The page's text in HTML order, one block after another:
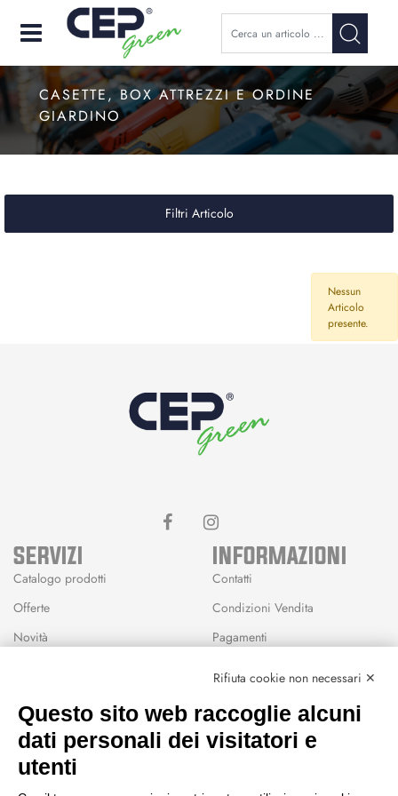
Open
CASETTE, BOX ATTREZZI E ORDINE
GIARDINO
Filtri Articolo
Nessun
Articolo
presente.
SERVIZI
Catalogo prodotti
Offerte
Novità
Wishlist
INFORMAZIONI
Contatti
Condizioni Vendita
Pagamenti
CEP GREEN
Rifiuta cookie non necessari ✕
Questo sito web raccoglie alcuni
dati personali dei visitatori e
utenti